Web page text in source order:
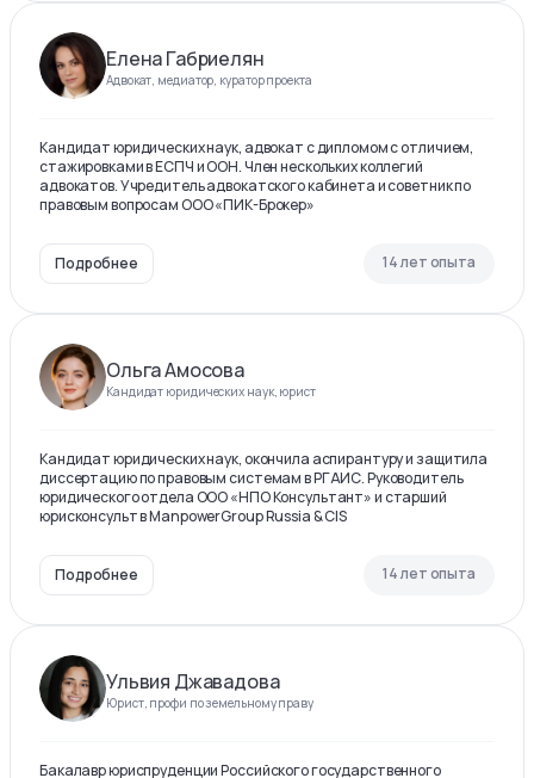
Елена Габриелян
Адвокат, медиатор, куратор проекта
Кандидат юридических наук, адвокат с дипломом с отличием,
стажировками в ЕСПЧ и ООН. Член нескольких коллегий
адвокатов. Учредитель адвокатского кабинета и советник по
правовым вопросам ООО «ПИК-Брокер»
Подробнее 14 лет опыта
Ольга Амосова
Кандидат юридических наук, юрист
Кандидат юридических наук, окончила аспирантуру и защитила
диссертацию по правовым системам в РГАИС. Руководитель
юридического отдела ООО «НПО Консультант» и старший
юрисконсульт в ManpowerGroup Russia & CIS
Подробнее 14 лет опыта
Ульвия Джавадова
Юрист, профи по земельному праву
Бакалавр юриспруденции Российского государственного